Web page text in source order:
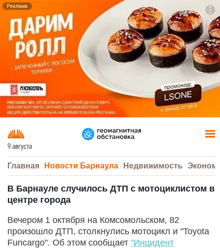
Реклама
9 августа
Главная Новости Барнаула Недвижимость
В Барнауле случилось ДТП с мотоциклистом в
центре города
Вечером 1 октября на Комсомольском, 82
произошло ДТП, столкнулись мотоцикл и "Toyota
Funcargo". Об этом сообщает "Инцидент